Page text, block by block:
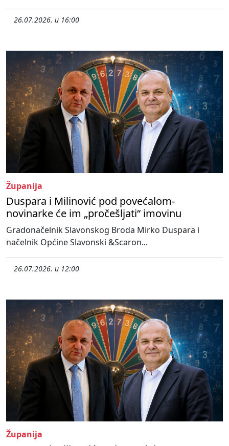
26.07.2026. u 16:00
Županija
Duspara i Milinović pod povećalom-
novinarke će im „pročešljati“ imovinu
Gradonačelnik Slavonskog Broda Mirko Duspara i
načelnik Općine Slavonski &Scaron...
26.07.2026. u 12:00
Županija